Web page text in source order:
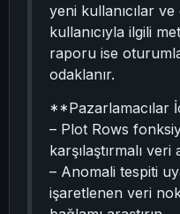
yeni kullanıcılar
kullanıcıyla ilgili
raporu ise
odaklanır.
**Pazarlamacılar
– Plot Rows
karşılaştırmalı
– Anomali tespiti
işaretlenen veri